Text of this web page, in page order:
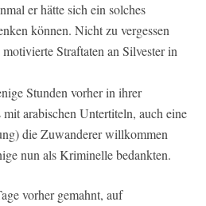
er hätte sich ein solches
können. Nicht zu vergessen
Straftaten an Silvester in
Stunden vorher in ihrer
arabischen Untertiteln, auch eine
die Zuwanderer willkommen
nun als Kriminelle bedankten.
vorher gemahnt, auf